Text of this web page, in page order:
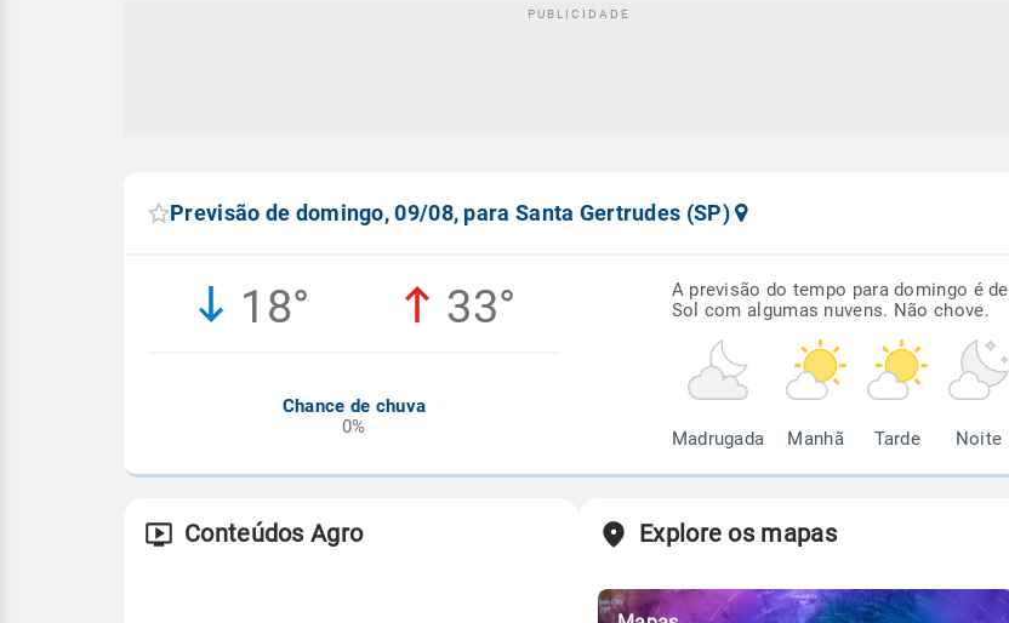
Previsão de domingo, 09/08, para Santa Gertrudes (SP)
18° 33°
Chance de chuva
0%
A previsão do tempo para domingo é de
Sol com algumas nuvens. Não chove.
Madrugada Manhã Tarde Noite
Conteúdos Agro Explore os mapas